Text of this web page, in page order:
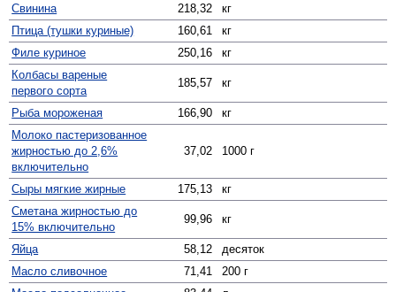
Свинина
218,32
кг
Птица (тушки куриные)
160,61
кг
Филе куриное
250,16
кг
Колбасы вареные
первого сорта
185,57 кг
Рыба мороженая 166,90
кг
Молоко пастеризованное
жирностью до 2,6%
включительно
37,02 1000 г
Сыры мягкие жирные 175,13
кг
Сметана жирностью до
15% включительно
99,96 кг
Яйца 58,12
десяток
Масло сливочное
71,41
200 г